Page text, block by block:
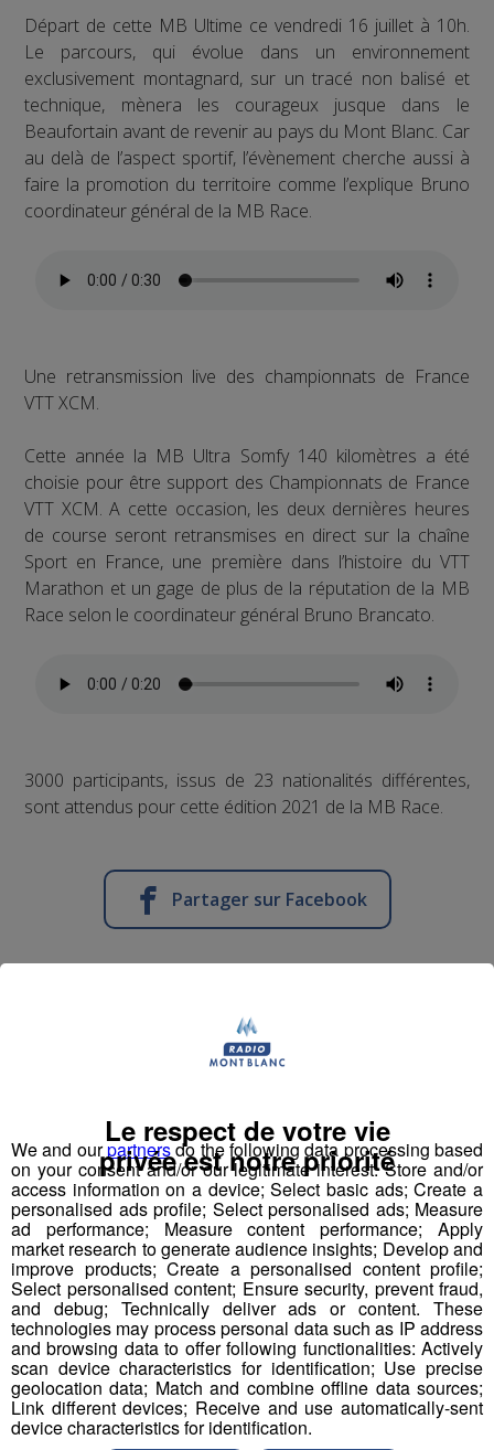
Départ de cette MB Ultime ce vendredi 16 juillet à 10h.
Le parcours, qui évolue dans un environnement
exclusivement montagnard, sur un tracé non balisé et
technique, mènera les courageux jusque dans le
Beaufortain avant de revenir au pays du Mont Blanc. Car
au delà de l’aspect sportif, l’évènement cherche aussi à
faire la promotion du territoire comme l’explique Bruno
coordinateur général de la MB Race.
Une retransmission live des championnats de France
VTT XCM.
Cette année la MB Ultra Somfy 140 kilomètres a été
choisie pour être support des Championnats de France
VTT XCM. A cette occasion, les deux dernières heures
de course seront retransmises en direct sur la chaîne
Sport en France, une première dans l’histoire du VTT
Marathon et un gage de plus de la réputation de la MB
Race selon le coordinateur général Bruno Brancato.
3000 participants, issus de 23 nationalités différentes,
sont attendus pour cette édition 2021 de la MB Race.
Partager sur Facebook
We and ourpartnersdo the following data processing based
on your consent and/or our legitimate interest: Store and/or
access information on a device; Select basic ads; Create a
personalised ads profile; Select personalised ads; Measure
ad performance; Measure content performance; Apply
market research to generate audience insights; Develop and
improve products; Create a personalised content profile;
Select personalised content; Ensure security, prevent fraud,
and debug; Technically deliver ads or content. These
technologies may process personal data such as IP address
and browsing data to offer following functionalities: Actively
scan device characteristics for identification; Use precise
geolocation data; Match and combine offline data sources;
Link different devices; Receive and use automatically-sent
device characteristics for identification.
Le respect de votre vie
privée est notre priorité